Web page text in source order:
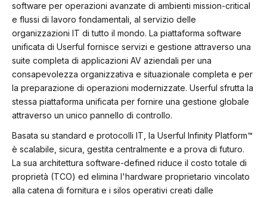
software per operazioni avanzate di ambienti mission-critical
e flussi di lavoro fondamentali, al servizio delle
organizzazioni IT di tutto il mondo. La piattaforma software
unificata di Userful fornisce servizi e gestione attraverso una
suite completa di applicazioni AV aziendali per una
consapevolezza organizzativa e situazionale completa e per
la preparazione di operazioni modernizzate. Userful sfrutta la
stessa piattaforma unificata per fornire una gestione globale
attraverso un unico pannello di controllo.
Basata su standard e protocolli IT, la Userful Infinity Platform™
è scalabile, sicura, gestita centralmente e a prova di futuro.
La sua architettura software-defined riduce il costo totale di
proprietà (TCO) ed elimina l'hardware proprietario vincolato
alla catena di fornitura e i silos operativi creati dalle